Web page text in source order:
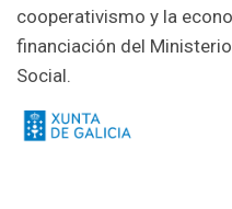
cooperativismo y la
financiación del
Social.